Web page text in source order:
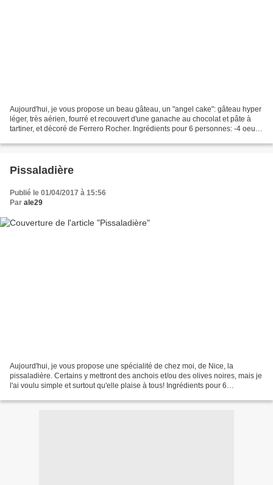
Aujourd'hui, je vous propose un beau gâteau, un "angel cake": gâteau hyper
léger, très aérien, fourré et recouvert d'une ganache au chocolat et pâte à
tartiner, et décoré de Ferrero Rocher. Ingrédients pour 6 personnes: -4 oeufs
Pissaladière
Publié le 01/04/2017 à 15:56
Par ale29
Aujourd'hui, je vous propose une spécialité de chez moi, de Nice, la
pissaladière. Certains y mettront des anchois et/ou des olives noires, mais je
l'ai voulu simple et surtout qu'elle plaise à tous! Ingrédients pour 6